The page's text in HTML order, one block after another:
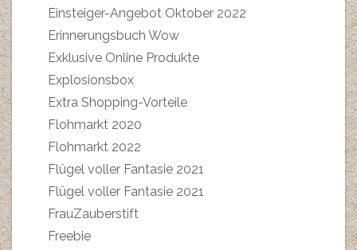
Einsteiger-Angebot Oktober 2022
Erinnerungsbuch Wow
Exklusive Online Produkte
Explosionsbox
Extra Shopping-Vorteile
Flohmarkt 2020
Flohmarkt 2022
Flügel voller Fantasie 2021
Flügel voller Fantasie 2021
FrauZauberstift
Freebie